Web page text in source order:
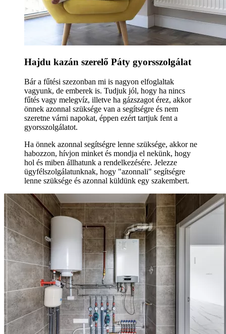
Hajdu kazán szerelő Páty gyorsszolgálat
Bár a fűtési szezonban mi is nagyon elfoglaltak
vagyunk, de emberek is. Tudjuk jól, hogy ha nincs
fűtés vagy melegvíz, illetve ha gázszagot érez, akkor
önnek azonnal szüksége van a segítségre és nem
szeretne várni napokat, éppen ezért tartjuk fent a
gyorsszolgálatot.
Ha önnek azonnal segítségre lenne szüksége, akkor ne
habozzon, hívjon minket és mondja el nekünk, hogy
hol és miben állhatunk a rendelkezésére. Jelezze
ügyfélszolgálatunknak, hogy "azonnali" segítségre
lenne szüksége és azonnal küldünk egy szakembert.